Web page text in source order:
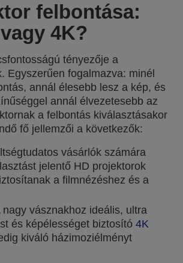
felbontása:
4K?
tényezője a
Egyszerűen fogalmazva: minél
annál élesebb lesz a kép, és
annál élvezetesebb az
a felbontás kiválasztásakor
fő jellemzői a következők:
vásárlók számára
jelentő HD projektorok
a filmnézéshez és a
nagy vásznakhoz ideális, ultra
és képélességet biztosító 4K
kiváló házimoziélményt